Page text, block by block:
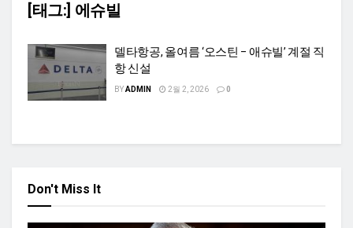
[태그:] 에슈빌
델타항공, 올여름 ‘오스틴 – 애슈빌’ 계절 직
항 신설
BYADMIN 2월 2, 2026 0
Don't Miss It